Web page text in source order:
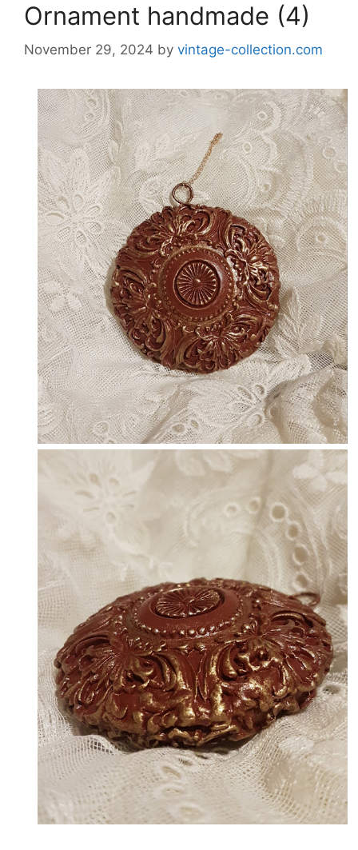
Ornament handmade (4)
November 29, 2024 by vintage-collection.com